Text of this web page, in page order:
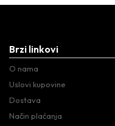
Brzi linkovi
O nama
Uslovi kupovine
Dostava
Način plaćanja